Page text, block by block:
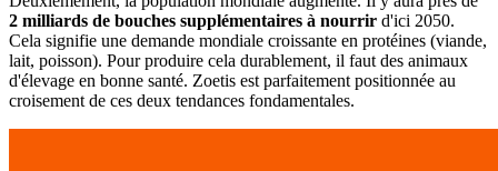
2 milliards de bouches supplémentaires à nourrir d'ici 2050.
Cela signifie une demande mondiale croissante en protéines (viande,
lait, poisson). Pour produire cela durablement, il faut des animaux
d'élevage en bonne santé. Zoetis est parfaitement positionnée au
croisement de ces deux tendances fondamentales.